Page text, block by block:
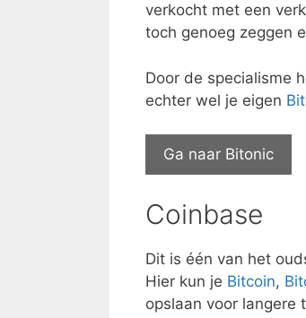
verkocht met een
toch genoeg zeggen
Door de specialisme
echter wel je eigen
Ga naar Bitonic
Coinbase
Dit is één van het
Hier kun je Bitcoin,
opslaan voor langere